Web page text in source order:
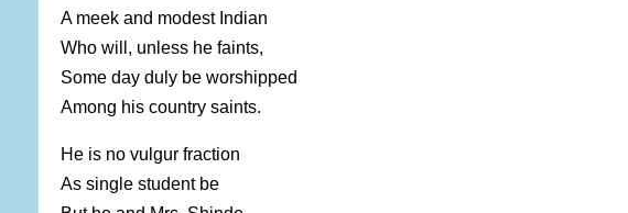
A meek and modest Indian
Who will, unless he faints,
Some day duly be worshipped
Among his country saints.
He is no vulgur fraction
As single student be